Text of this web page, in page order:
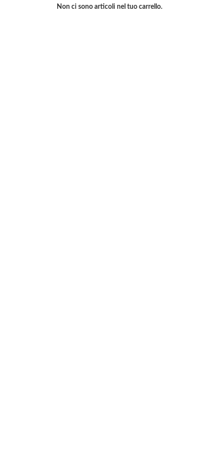
Non ci sono articoli nel tuo carrello.